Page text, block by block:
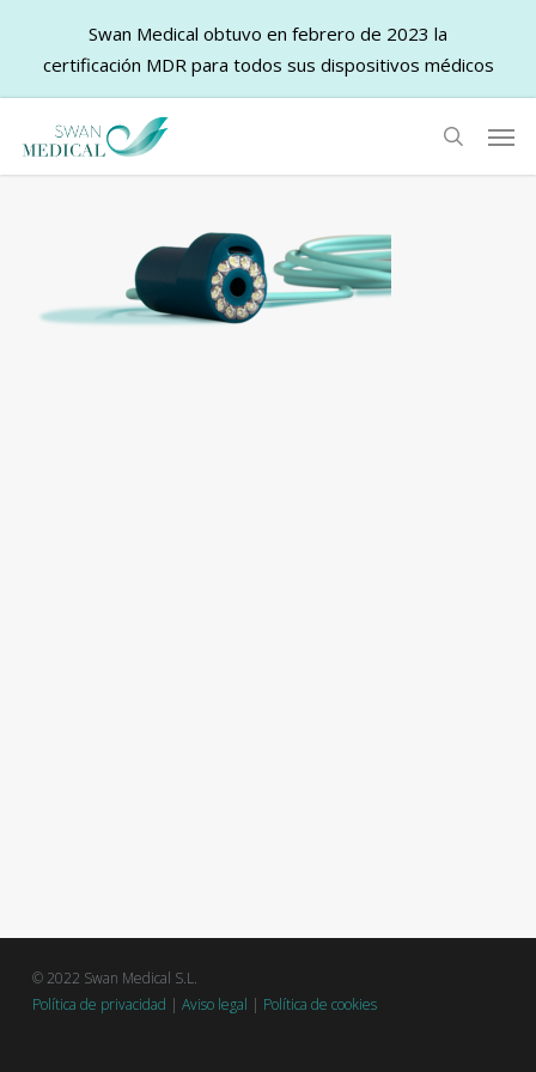
main
search
© 2022 Swan Medical S.L.
Política de privacidad | Aviso legal | Política de cookies
Swan Medical obtuvo en febrero de 2023 la
certificación MDR para todos sus dispositivos médicos